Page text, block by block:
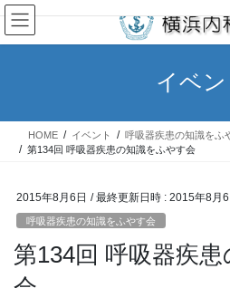
コ
ン
テ
ス
ナ
ビ
ゲ
ン
イベン
HOME イベント
呼吸器疾患の知識をふ
第134回 呼吸器疾患の知識をふやす会
2015年8月6日 / 最終更新日時 : 2015年8月6
呼吸器疾患の知識をふやす会
第134回 呼吸器疾